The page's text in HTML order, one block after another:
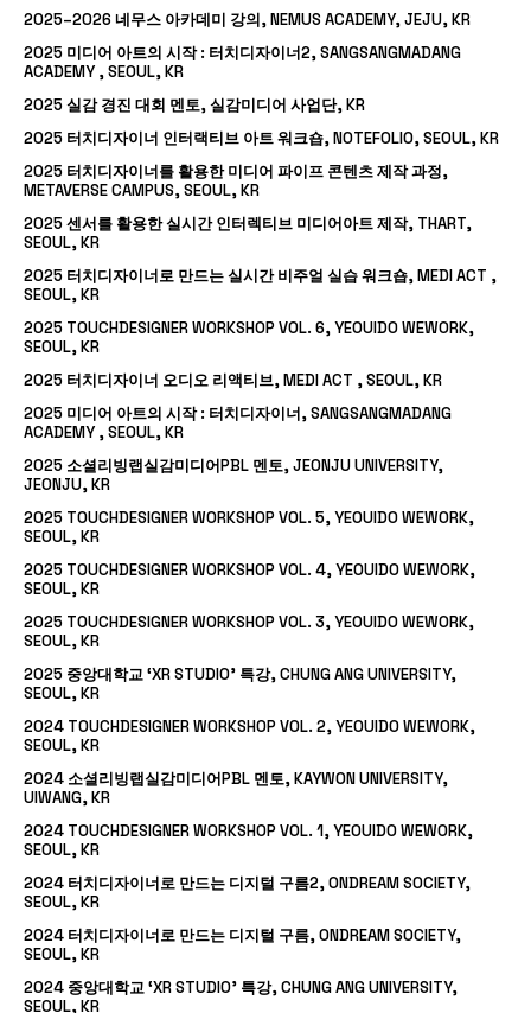
2025–2026 네무스 아카데미 강의, NEMUS ACADEMY, JEJU, KR
2025 미디어 아트의 시작 : 터치디자이너2, SANGSANGMADANG
ACADEMY , SEOUL, KR
2025 실감 경진 대회 멘토, 실감미디어 사업단, KR
2025 터치디자이너 인터랙티브 아트 워크숍, NOTEFOLIO, SEOUL, KR
2025 터치디자이너를 활용한 미디어 파이프 콘텐츠 제작 과정,
METAVERSE CAMPUS, SEOUL, KR
2025 센서를 활용한 실시간 인터렉티브 미디어아트 제작, THART,
SEOUL, KR
2025 터치디자이너로 만드는 실시간 비주얼 실습 워크숍, MEDI ACT ,
SEOUL, KR
2025 TOUCHDESIGNER WORKSHOP VOL. 6, YEOUIDO WEWORK,
SEOUL, KR
2025 터치디자이너 오디오 리액티브, MEDI ACT , SEOUL, KR
2025 미디어 아트의 시작 : 터치디자이너, SANGSANGMADANG
ACADEMY , SEOUL, KR
2025 소셜리빙랩실감미디어PBL 멘토, JEONJU UNIVERSITY,
JEONJU, KR
2025 TOUCHDESIGNER WORKSHOP VOL. 5, YEOUIDO WEWORK,
SEOUL, KR
2025 TOUCHDESIGNER WORKSHOP VOL. 4, YEOUIDO WEWORK,
SEOUL, KR
2025 TOUCHDESIGNER WORKSHOP VOL. 3, YEOUIDO WEWORK,
SEOUL, KR
2025 중앙대학교 ‘XR STUDIO’ 특강, CHUNG ANG UNIVERSITY,
SEOUL, KR
2024 TOUCHDESIGNER WORKSHOP VOL. 2, YEOUIDO WEWORK,
SEOUL, KR
2024 소셜리빙랩실감미디어PBL 멘토, KAYWON UNIVERSITY,
UIWANG, KR
2024 TOUCHDESIGNER WORKSHOP VOL. 1, YEOUIDO WEWORK,
SEOUL, KR
2024 터치디자이너로 만드는 디지털 구름2, ONDREAM SOCIETY,
SEOUL, KR
2024 터치디자이너로 만드는 디지털 구름, ONDREAM SOCIETY,
SEOUL, KR
2024 중앙대학교 ‘XR STUDIO’ 특강, CHUNG ANG UNIVERSITY,
SEOUL, KR